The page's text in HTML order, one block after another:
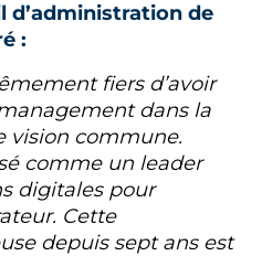
d’administration de
:
fiers d’avoir
dans la
vision commune.
comme un leader
digitales pour
Cette
depuis sept ans est